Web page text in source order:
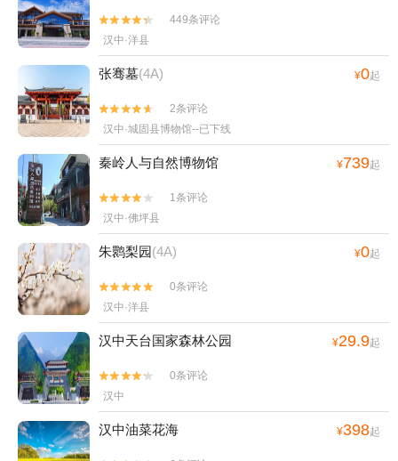


449条评论
汉中·洋县
张骞墓(4A) ¥0起


2条评论
汉中·城固县博物馆--已下线
秦岭人与自然博物馆 ¥739起


1条评论
汉中·佛坪县
朱鹮梨园(4A) ¥0起


0条评论
汉中·洋县
汉中天台国家森林公园 ¥29.9起


0条评论
汉中
汉中油菜花海 ¥398起